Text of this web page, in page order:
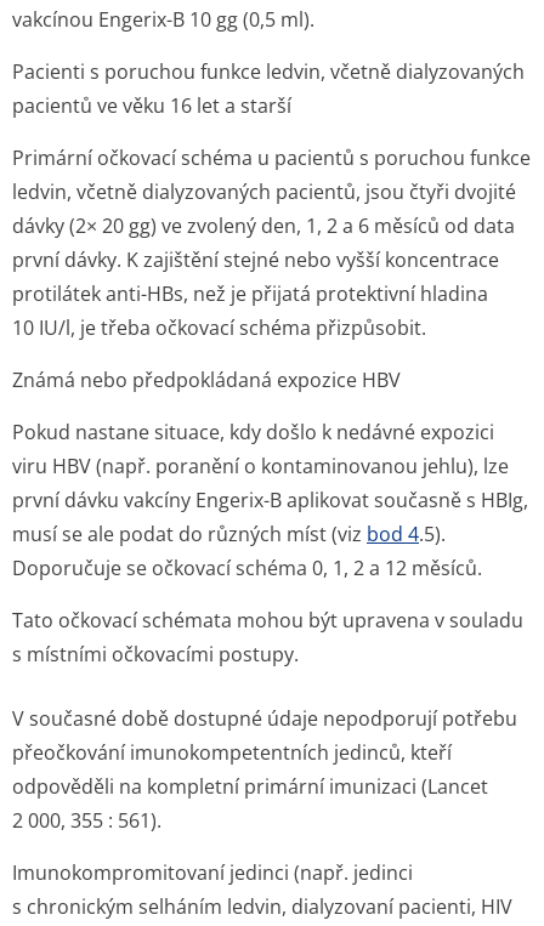
vakcínou Engerix-B 10 gg (0,5 ml).
Pacienti s poruchou funkce ledvin, včetně dialyzovaných
pacientů ve věku 16 let a starší
Primární očkovací schéma u pacientů s poruchou funkce
ledvin, včetně dialyzovaných pacientů, jsou čtyři dvojité
dávky (2× 20 gg) ve zvolený den, 1, 2 a 6 měsíců od data
první dávky. K zajištění stejné nebo vyšší koncentrace
protilátek anti-HBs, než je přijatá protektivní hladina
10 IU/l, je třeba očkovací schéma přizpůsobit.
Známá nebo předpokládaná expozice HBV
Pokud nastane situace, kdy došlo k nedávné expozici
viru HBV (např. poranění o kontaminovanou jehlu), lze
první dávku vakcíny Engerix-B aplikovat současně s HBIg,
musí se ale podat do různých míst (viz bod 4.5).
Doporučuje se očkovací schéma 0, 1, 2 a 12 měsíců.
Tato očkovací schémata mohou být upravena v souladu
s místními očkovacími postupy.
V současné době dostupné údaje nepodporují potřebu
přeočkování imunokompetentních jedinců, kteří
odpověděli na kompletní primární imunizaci (Lancet
2 000, 355 : 561).
Imunokompromitovaní jedinci (např. jedinci
s chronickým selháním ledvin, dialyzovaní pacienti, HIV